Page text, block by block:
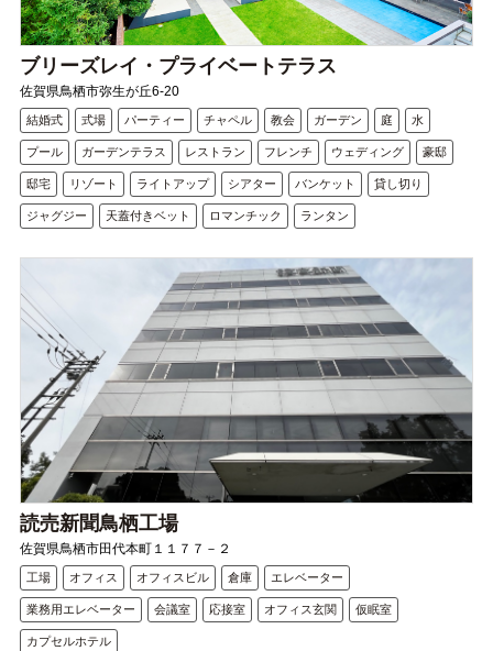
ブリーズレイ・プライベートテラス
佐賀県鳥栖市弥生が丘6-20
結婚式 式場 パーティー チャペル 教会 ガーデン 庭 水
プール ガーデンテラス レストラン フレンチ ウェディング 豪邸
邸宅 リゾート ライトアップ シアター バンケット 貸し切り
ジャグジー 天蓋付きベット ロマンチック ランタン
読売新聞鳥栖工場
佐賀県鳥栖市田代本町１１７７－２
工場 オフィス オフィスビル 倉庫 エレベーター
業務用エレベーター 会議室 応接室 オフィス玄関 仮眠室
カプセルホテル